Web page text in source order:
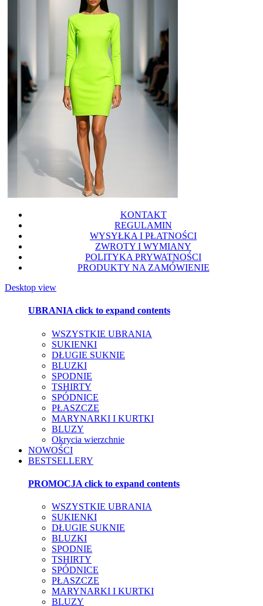
KONTAKT
REGULAMIN
WYSYŁKA I PŁATNOŚCI
ZWROTY I WYMIANY
POLITYKA PRYWATNOŚCI
PRODUKTY NA ZAMÓWIENIE
Desktop view
UBRANIAclick to expand contents
WSZYSTKIE UBRANIA
SUKIENKI
DŁUGIE SUKNIE
BLUZKI
SPODNIE
TSHIRTY
SPÓDNICE
PŁASZCZE
MARYNARKI I KURTKI
BLUZY
Okrycia wierzchnie
NOWOŚCI
BESTSELLERY
PROMOCJA click to expand contents
WSZYSTKIE UBRANIA
SUKIENKI
DŁUGIE SUKNIE
BLUZKI
SPODNIE
TSHIRTY
SPÓDNICE
PŁASZCZE
MARYNARKI I KURTKI
BLUZY